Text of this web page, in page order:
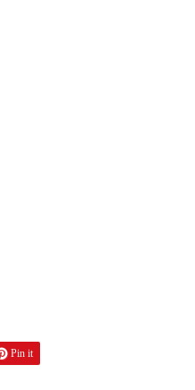
Pin it